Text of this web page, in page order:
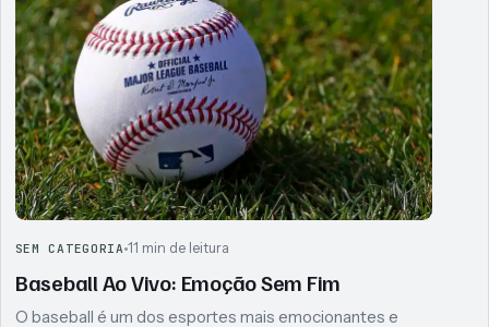
SEM CATEGORIA 11 min de leitura
Baseball Ao Vivo: Emoção Sem Fim
O baseball é um dos esportes mais emocionantes e